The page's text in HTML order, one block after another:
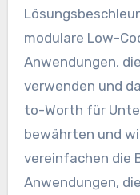
modulare Low-
Anwendungen,
verwenden und
to-Worth für
bewährten und
vereinfachen die
Anwendungen,